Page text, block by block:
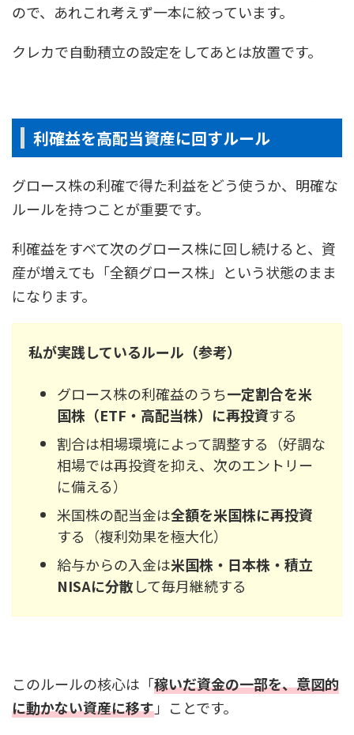
ので、あれこれ考えず一本に絞っています。
クレカで自動積立の設定をしてあとは放置です。
利確益を高配当資産に回すルール
グロース株の利確で得た利益をどう使うか、明確な
ルールを持つことが重要です。
利確益をすべて次のグロース株に回し続けると、資
産が増えても「全額グロース株」という状態のまま
になります。
私が実践しているルール（参考）
グロース株の利確益のうち一定割合を米
国株（ETF・高配当株）に再投資する
割合は相場環境によって調整する（好調な
相場では再投資を抑え、次のエントリー
に備える）
米国株の配当金は全額を米国株に再投資
する（複利効果を極大化）
給与からの入金は米国株・日本株・積立
NISAに分散して毎月継続する
このルールの核心は「稼いだ資金の一部を、意図的
に動かない資産に移す」ことです。